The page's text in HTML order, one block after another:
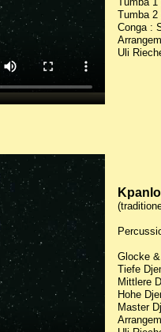
Tumba
Conga :
Uli
Glocke
Tiefe
Mittlere
Hohe
Master